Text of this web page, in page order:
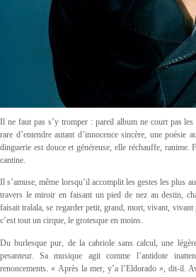
Il ne faut pas s’y tromper : pareil album ne court pas
rare d’entendre autant d’innocence sincère, une poésie
dinguerie est douce et généreuse, elle réchauffe, ranime.
cantine.
Il s’amuse, même lorsqu’il accomplit les gestes les plus
travers le miroir en faisant un pied de nez au destin,
faisait tralala, se regarder petit, grand, mort, vivant, vivant
c’est tout un cirque, le grotesque en moins.
Du burlesque pur, de la cabriole sans calcul, une
pesanteur. Sa musique agit comme l’antidote
renoncements. « Après la mer, y’a l’Eldorado », dit-il.